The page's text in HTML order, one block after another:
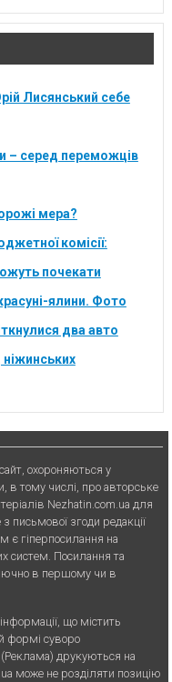
Лисянський себе
– серед переможців
мера?
комісії:
почекати
ялини. Фото
два авто
ніжинських
охороняються у
в тому числі, про авторське
Nezhatin.com.ua для
письмової згоди редакції
є гiперпосилання на
систем. Посилання та
в першому чи в
що мiстить
формi суворо
друкуються на
може не розділяти позицію